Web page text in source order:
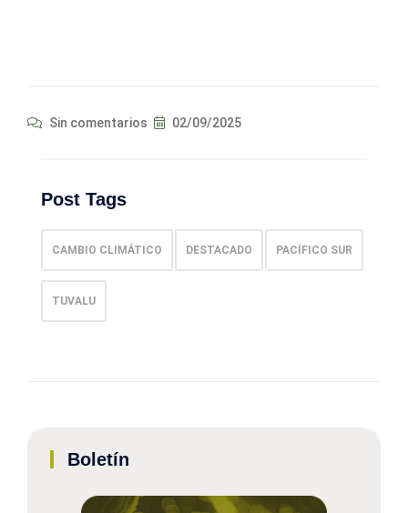
Sin comentarios 02/09/2025
Post Tags
CAMBIO CLIMÁTICO DESTACADO PACÍFICO SUR
TUVALU
Boletín